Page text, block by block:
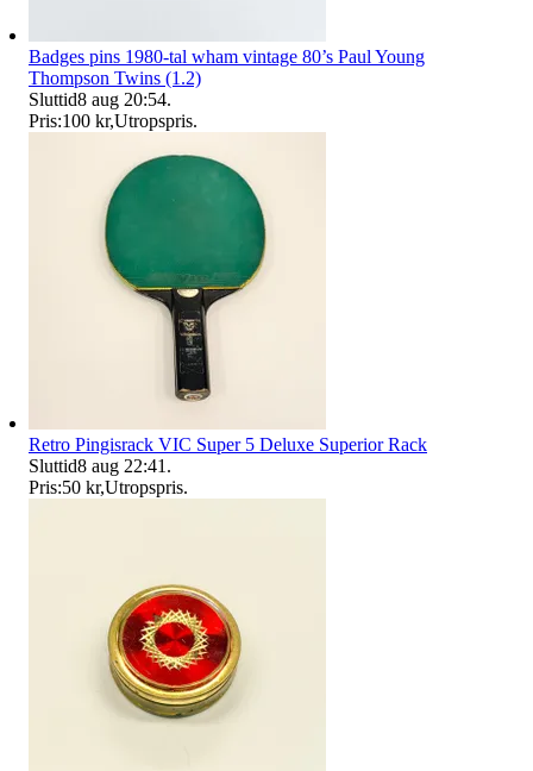
Badges pins 1980-tal wham vintage 80’s Paul Young
Thompson Twins (1.2)
Sluttid8 aug 20:54.
Pris:100 kr,Utropspris.
Retro Pingisrack VIC Super 5 Deluxe Superior Rack
Sluttid8 aug 22:41 .
Pris:50 kr,Utropspris.